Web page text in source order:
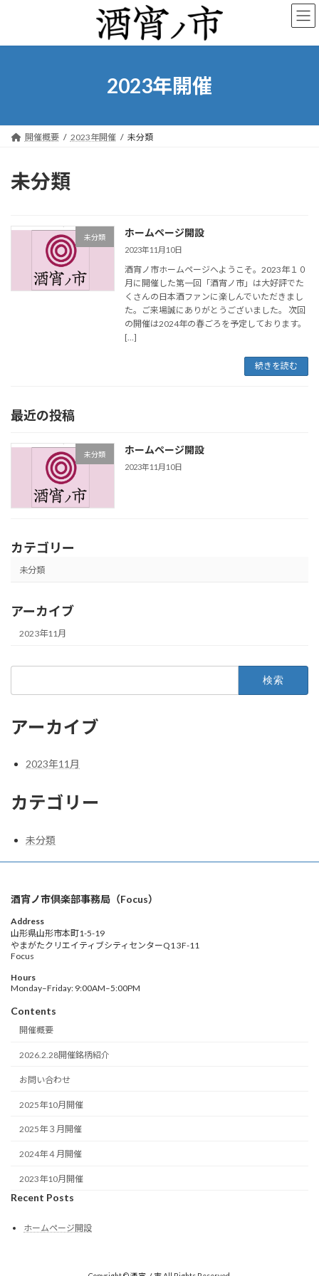
ン
ー
2023年開催
開催概要 2023年開催 未分類
未分類
未分類 ホームページ開設
2023年11月10日
酒宵ノ市ホームページへようこそ。2023年１０
月に開催した第一回「酒宵ノ市」は大好評でた
くさんの日本酒ファンに楽しんでいただきまし
た。ご来場誠にありがとうございました。 次回
の開催は2024年の春ごろを予定しております。
[…]
続きを読む
最近の投稿
未分類 ホームページ開設
2023年11月10日
カテゴリー
未分類
アーカイブ
2023年11月
アーカイブ
2023年11月
カテゴリー
未分類
酒宵ノ市倶楽部事務局（Focus）
Address
山形県山形市本町1-5-19
やまがたクリエイティブシティセンターQ1 3F-11
Focus
Hours
Monday–Friday: 9:00AM–5:00PM
Contents
開催概要
2026.2.28開催銘柄紹介
お問い合わせ
2025年10月開催
2025年３月開催
2024年４月開催
2023年10月開催
Recent Posts
ホームページ開設